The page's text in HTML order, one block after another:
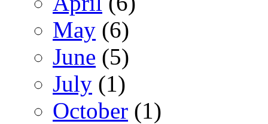
May (6)
June (5)
July (1)
October (1)